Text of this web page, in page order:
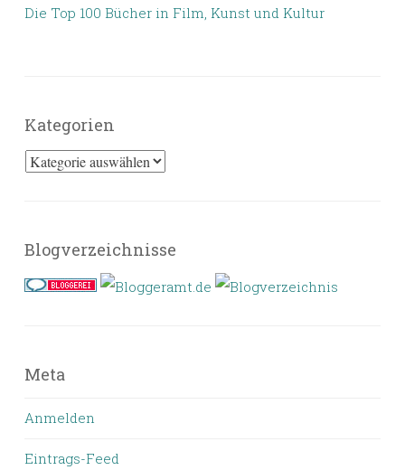
Die Top 100 Bücher in Film, Kunst und Kultur
Kategorien
Kategorien
Blogverzeichnisse
Meta
Anmelden
Eintrags-Feed